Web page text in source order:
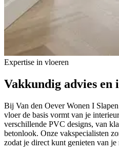
Expertise in vloeren
Vakkundig advies en
Bij Van den Oever Wonen I
vloer de basis vormt van je
verschillende PVC designs, van
betonlook. Onze vakspecialisten
zodat je direct kunt genieten van je